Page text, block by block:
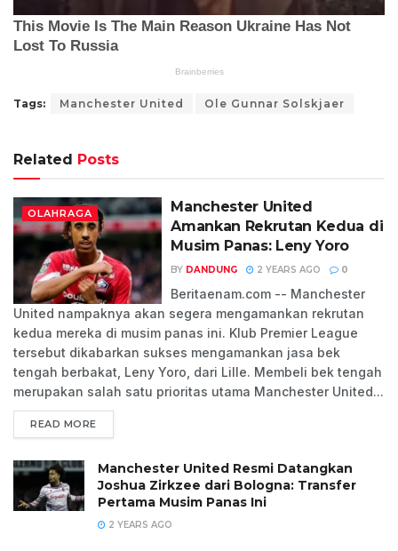
Tags: Manchester United Ole Gunnar Solskjaer
Related Posts
OLAHRAGA
Manchester United
Amankan Rekrutan Kedua di
Musim Panas: Leny Yoro
BY DANDUNG 2 YEARS AGO 0
Beritaenam.com -- Manchester
United nampaknya akan segera mengamankan rekrutan
kedua mereka di musim panas ini. Klub Premier League
tersebut dikabarkan sukses mengamankan jasa bek
tengah berbakat, Leny Yoro, dari Lille. Membeli bek tengah
merupakan salah satu prioritas utama Manchester United...
READ MORE
Manchester United Resmi Datangkan
Joshua Zirkzee dari Bologna: Transfer
Pertama Musim Panas Ini
2 YEARS AGO